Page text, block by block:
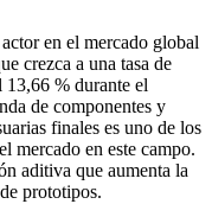
en el mercado global
crezca a una tasa de
% durante el
de componentes y
finales es uno de los
mercado en este campo.
aditiva que aumenta la
prototipos.